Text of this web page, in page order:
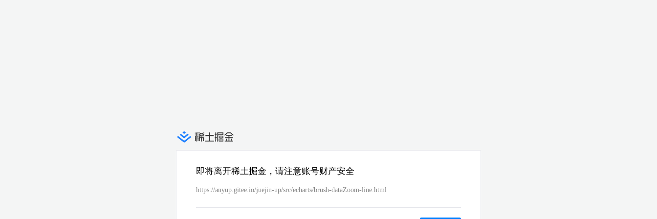
即将离开稀土掘金，请注意账号财产安全
https://anyup.gitee.io/juejin-up/src/echarts/brush-dataZoom-line.html